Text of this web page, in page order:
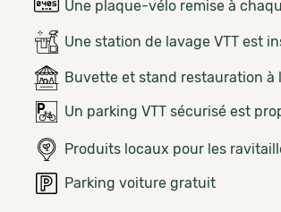
Une plaque-vélo remise à
Une station de lavage VTT est
Buvette et stand restauration à
Un parking VTT sécurisé est
Produits locaux pour les
Parking voiture gratuit